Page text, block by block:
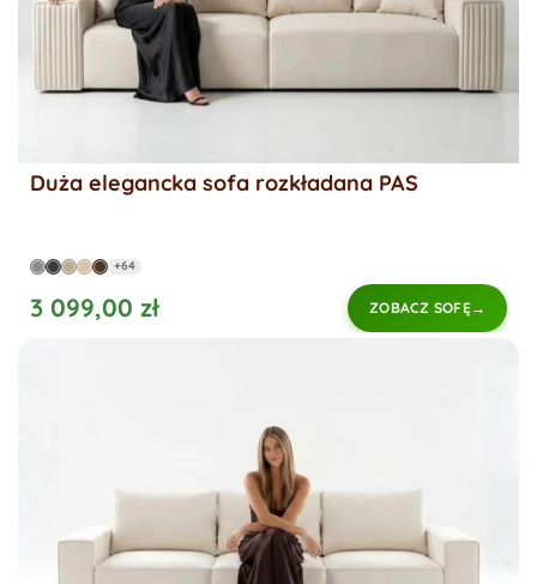
Duża elegancka sofa rozkładana PAS
+64
3 099,00 zł ZOBACZ SOFĘ